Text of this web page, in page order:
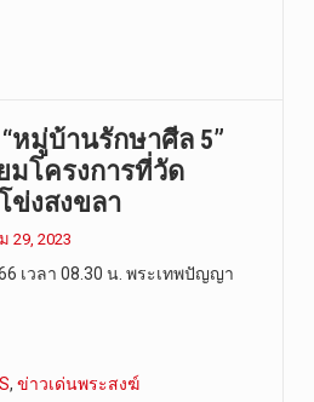
หมู่บ้านรักษาศีล 5”
มโครงการที่วัด
ข่งสงขลา
29, 2023
เวลา 08.30 น. พระเทพปัญญา
, ข่าวเด่นพระสงฆ์